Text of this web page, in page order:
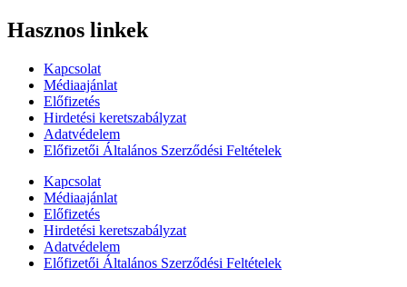
Hasznos linkek
Kapcsolat
Médiaajánlat
Előfizetés
Hirdetési keretszabályzat
Adatvédelem
Előfizetői Általános Szerződési Feltételek
Kapcsolat
Médiaajánlat
Előfizetés
Hirdetési keretszabályzat
Adatvédelem
Előfizetői Általános Szerződési Feltételek